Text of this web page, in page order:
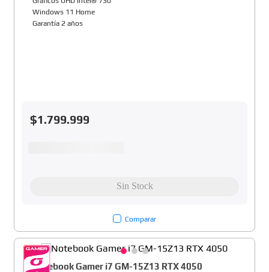
Windows 11 Home
Garantía 2 años
$1.799.999
Comparar
Notebook Gamer i7 GM-15Z13 RTX 4050